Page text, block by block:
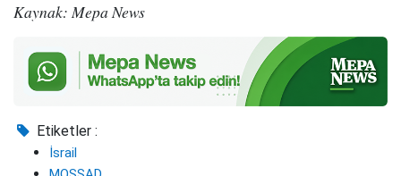
Kaynak: Mepa News
Etiketler :
İsrail